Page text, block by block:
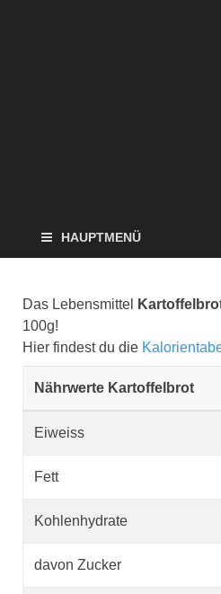
HAUPTMENÜ
Das Lebensmittel
100g!
Hier findest du die
Nährwerte Kartoffelbrot
Eiweiss
Fett
Kohlenhydrate
davon Zucker